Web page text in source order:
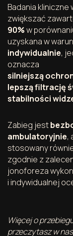
Badania
zwiększać
90%w
uzyskana w
indywidualnie,
oznacza
silniejszą
lepszą filtrację
stabilności
Zabieg jest
ambulatoryjnie,
stosowany
zgodnie z
jonoforeza
i indywidualnej
Więcej o
przeczytasz w